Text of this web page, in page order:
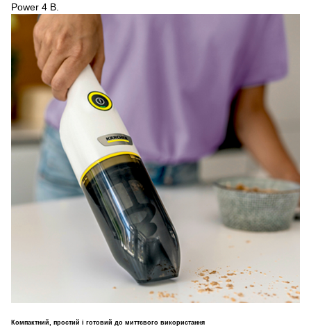
Power 4 В.
Компактний, простий і готовий до миттєвого використання